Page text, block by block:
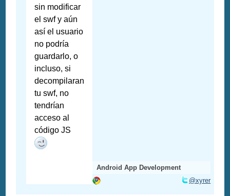
sin modificar
el swf y aún
así el usuario
no podría
guardarlo, o
incluso, si
decompilaran
tu swf, no
tendrían
acceso al
código JS
Android App Development
@xyrer